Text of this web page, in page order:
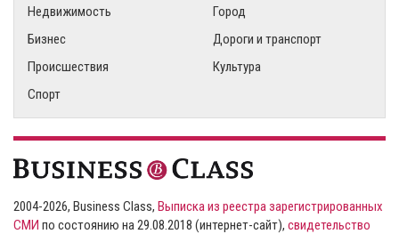
Недвижимость
Город
Бизнес
Дороги и транспорт
Происшествия
Культура
Спорт
2004-2026, Business Class, Выписка из реестра зарегистрированных
СМИ по состоянию на 29.08.2018 (интернет-сайт), свидетельство